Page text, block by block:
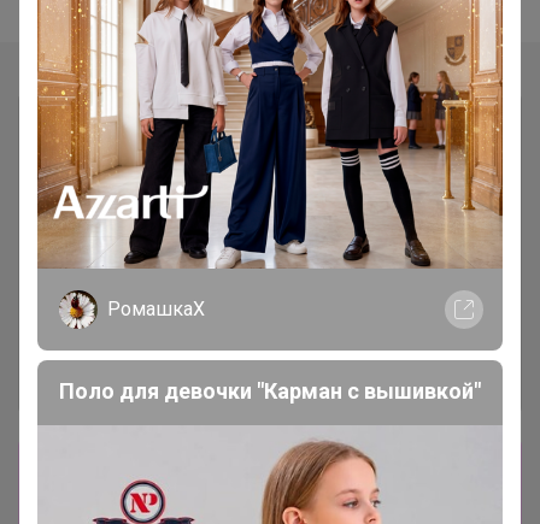
Показаны записи1-10из11.
Сбор заказов в данной закупке
завершен
РомашкаХ
Поло для девочки "Карман с вышивкой"